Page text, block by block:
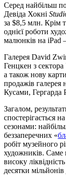
Серед найбільш
Девіда Хокні
за $8,5 млн. Крім
однієї роботи
малюнків на iPad
Галерея David
Генцкен з
а також нову
продажів
Кусами, Гергарда
Загалом,
спостерігається
сезонами:
беззаперечних «
робіт музейного
художників. Саме
високу
десятки